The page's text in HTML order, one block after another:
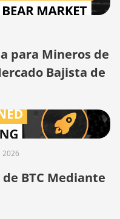
para Mineros de
Bajista de
2026
BTC Mediante